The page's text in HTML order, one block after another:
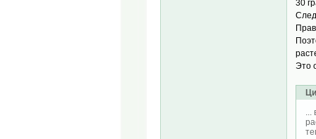
30
Это
...